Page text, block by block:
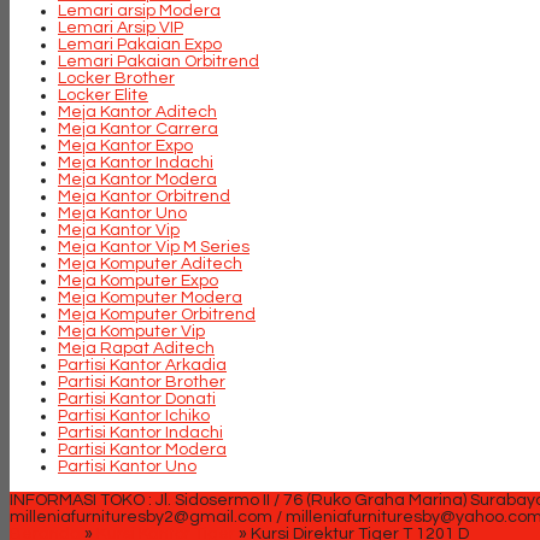
Lemari arsip Modera
Lemari Arsip VIP
Lemari Pakaian Expo
Lemari Pakaian Orbitrend
Locker Brother
Locker Elite
Meja Kantor Aditech
Meja Kantor Carrera
Meja Kantor Expo
Meja Kantor Indachi
Meja Kantor Modera
Meja Kantor Orbitrend
Meja Kantor Uno
Meja Kantor Vip
Meja Kantor Vip M Series
Meja Komputer Aditech
Meja Komputer Expo
Meja Komputer Modera
Meja Komputer Orbitrend
Meja Komputer Vip
Meja Rapat Aditech
Partisi Kantor Arkadia
Partisi Kantor Brother
Partisi Kantor Donati
Partisi Kantor Ichiko
Partisi Kantor Indachi
Partisi Kantor Modera
Partisi Kantor Uno
INFORMASI TOKO : Jl. Sidosermo II / 76 (Ruko Graha Marina)
milleniafurnituresby2@gmail.com / milleniafurnituresby@yahoo.com
» » Kursi Direktur Tiger T 1201 D